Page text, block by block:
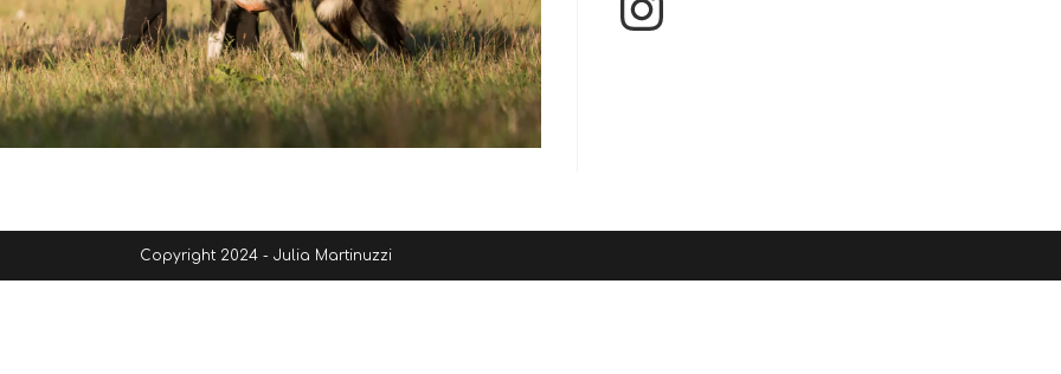
Copyright 2024 - Julia Martinuzzi